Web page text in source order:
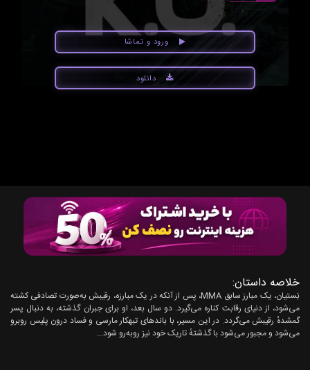
ورود و تماشا
دانلود
خلاصه داستان:
بَستیان، یک مبارز سابق MMA، پس از آنکه در یک مبارزه، رقیبش به‌صورت تصادفی کشته
می‌شود، از دنیای رقابت کناره می‌گیرد. دو سال بعد، او برای جبران گذشته، به دنبال پسر
گمشدهٔ رقیبش می‌گردد. در این مسیر، با باندهای تبهکار مارسی و فساد درون پلیس روبرو
می‌شود و مجبور می‌شود با گذشتهٔ تاریک خود نیز روبه‌رو شود...